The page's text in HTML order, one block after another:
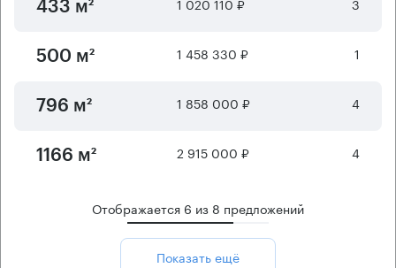
433 м²
500 м² 1 458 330 ₽ 1
796 м² 1 858 000 ₽ 4
1166 м² 2 915 000 ₽ 4
Отображается 6 из 8 предложений
Показать ещё